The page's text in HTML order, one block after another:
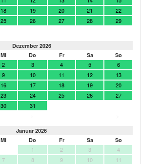
18 19 20 21
22
25 26 27 28
29
Dezember 2026
Mi Do Fr Sa So
2 3 4 5
6
9 10 11 12
13
16 17 18 19
20
23 24 25 26
27
30
31
Januar 2026
Mi Do Fr Sa So
1 2 3
4
7 8 9 10
11